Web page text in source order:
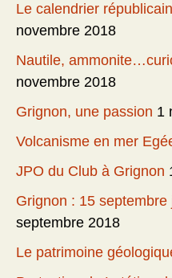
Le calendrier
novembre 2018
Nautile,
novembre 2018
Grignon, une passion 1
Volcanisme en mer
JPO du Club à Grignon
Grignon : 15
septembre 2018
Le patrimoine